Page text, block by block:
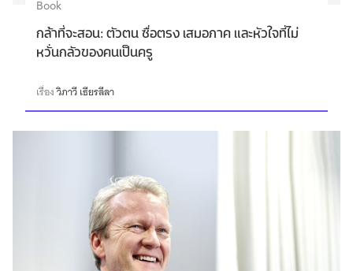
Book
กล้าที่จะสอน: ตัวตน ซื่อตรง เสมอภาค และหัวใจที่ไม่
หวั่นกลัวของคนเป็นครู
เรื่องวิภาวี เธียรลีลา